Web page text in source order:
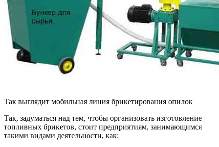
Так выглядит мобильная линия брикетирования опилок
Так, задуматься над тем, чтобы организовать изготовление
топливных брикетов, стоит предприятиям, занимающимся
такими видами деятельности, как: